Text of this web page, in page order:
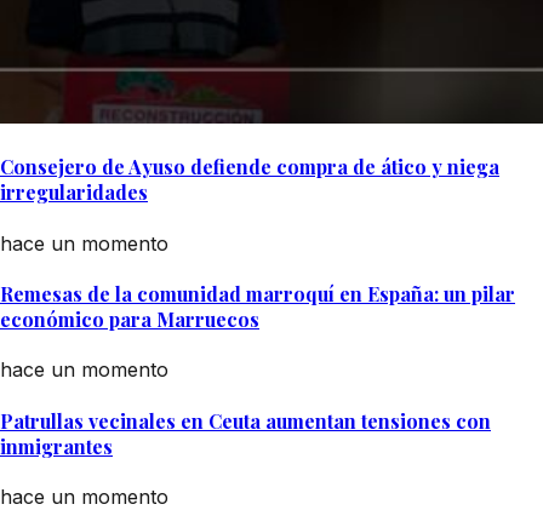
Consejero de Ayuso defiende compra de ático y niega
irregularidades
hace un momento
Remesas de la comunidad marroquí en España: un pilar
económico para Marruecos
hace un momento
Patrullas vecinales en Ceuta aumentan tensiones con
inmigrantes
hace un momento